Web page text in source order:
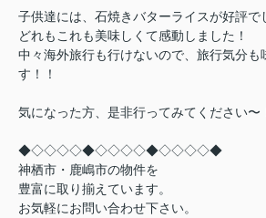
子供達には、石焼きバターライスが好評で
どれもこれも美味しくて感動しました！
中々海外旅行も行けないので、旅行気分も
す！！
気になった方、是非行ってみてください〜
◆◇◇◇◇◆◇◇◇◇◆◇◇◇◇◆
神栖市・鹿嶋市の物件を
豊富に取り揃えています。
お気軽にお問い合わせ下さい。